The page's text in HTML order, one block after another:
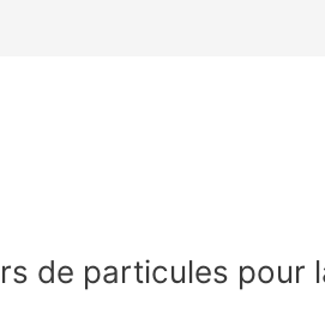
de particules pour